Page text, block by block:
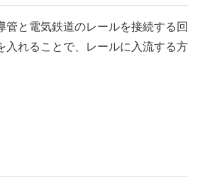
管と電気鉄道のレールを接続する回
入れることで、レールに入流する方